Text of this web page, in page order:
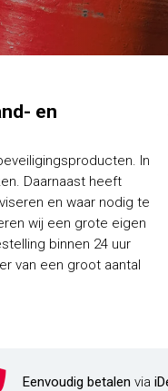
en
In
Daarnaast heeft
en waar nodig te
wij een grote eigen
binnen 24 uur
Eenvoudig betalen via